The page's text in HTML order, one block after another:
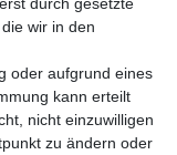
wir in den
oder aufgrund eines
kann erteilt
nicht einzuwilligen
zu ändern oder